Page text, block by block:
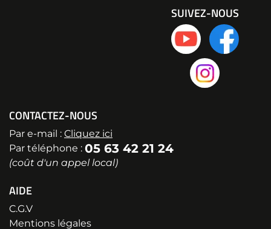
CONTACTEZ-NOUS
Par e-mail : Cliquez ici
Par téléphone : 05 63 42 21 24
(coût d'un appel local)
AIDE
C.G.V
Mentions légales
SUIVEZ-NOUS